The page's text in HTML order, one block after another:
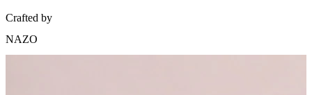
Crafted by
NAZO